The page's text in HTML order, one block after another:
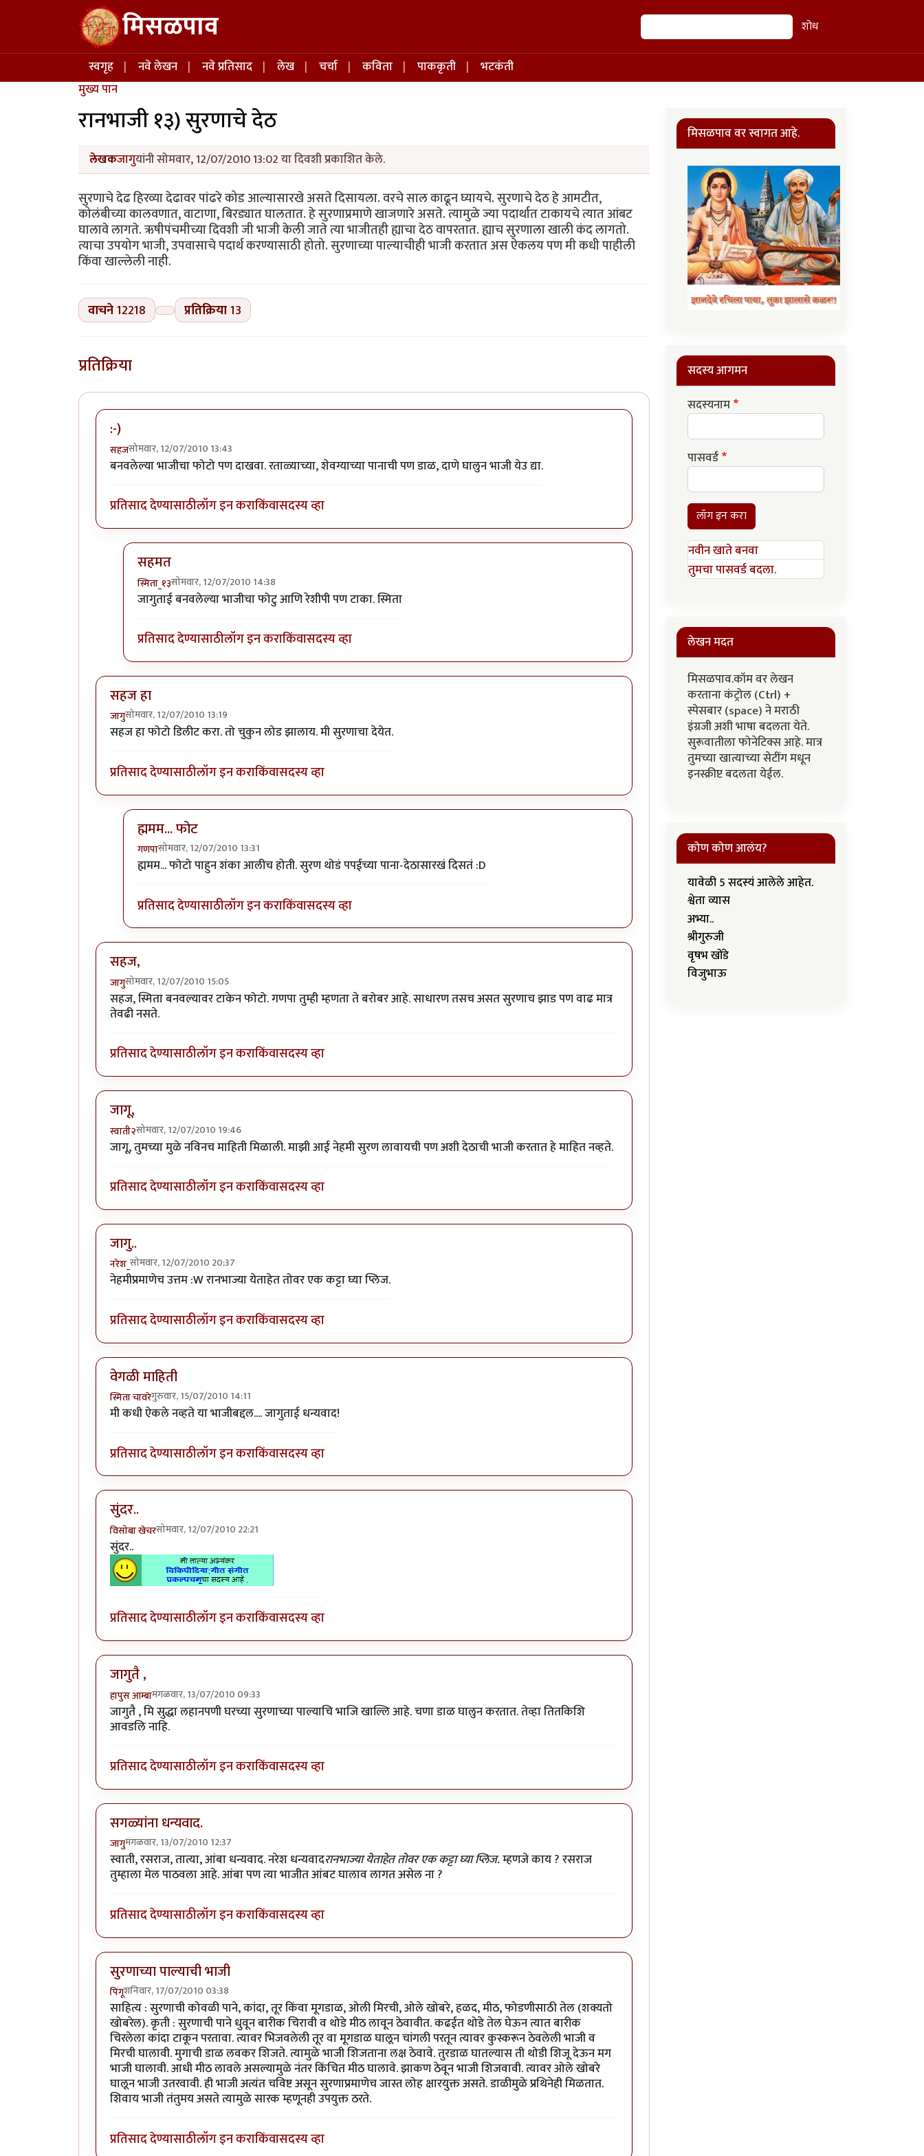
Skip to main content मिसळपाव शोध शोध
Main navigation
स्वगृह नवे लेखन नवे प्रतिसाद लेख चर्चा कविता पाककृती
भटकंती
मुख्य पान
रानभाजी १३) सुरणाचे देठ
लेखकजागुयांनी सोमवार, 12/07/2010 13:02 या दिवशी प्रकाशित केले.
सुरणाचे देढ हिरव्या देढावर पांढरे कोड आल्यासारखे असते दिसायला. वरचे साल काढून घ्यायचे. सुरणाचे देठ हे आमटीत,
कोलंबीच्या कालवणात, वाटाणा, बिरड्यात घालतात. हे सुरणाप्रमाणे खाजणारे असते. त्यामुळे ज्या पदार्थात टाकायचे त्यात आंबट
घालावे लागते. ऋषीपंचमीच्या दिवशी जी भाजी केली जाते त्या भाजीतही ह्याचा देठ वापरतात. ह्याच सुरणाला खाली कंद लागतो.
त्याचा उपयोग भाजी, उपवासाचे पदार्थ करण्यासाठी होतो. सुरणाच्या पाल्याचीही भाजी करतात अस ऐकलय पण मी कधी पाहीली
किंवा खाल्लेली नाही.
वाचने12218 प्रतिक्रिया13
प्रतिक्रिया
:-)
सहजसोमवार, 12/07/2010 13:43
बनवलेल्या भाजीचा फोटो पण दाखवा. रताळ्याच्या, शेवग्याच्या पानाची पण डाळ, दाणे घालुन भाजी येउ द्या.
प्रतिसाद देण्यासाठीलॉग इन कराकिंवासदस्य व्हा
सहमत
स्मिता_१३सोमवार, 12/07/2010 14:38
In reply to:-)byसहज
जागुताई बनवलेल्या भाजीचा फोटु आणि रेशीपी पण टाका. स्मिता
प्रतिसाद देण्यासाठीलॉग इन कराकिंवासदस्य व्हा
सहज हा
जागुसोमवार, 12/07/2010 13:19
सहज हा फोटो डिलीट करा. तो चुकुन लोड झालाय. मी सुरणाचा देयेत.
प्रतिसाद देण्यासाठीलॉग इन कराकिंवासदस्य व्हा
ह्ममम... फोट
गणपासोमवार, 12/07/2010 13:31
In reply toसहज हाbyजागु
ह्ममम... फोटो पाहुन शंका आलीच होती. सुरण थोडं पपईच्या पाना-देठासारखं दिसतं :D
प्रतिसाद देण्यासाठीलॉग इन कराकिंवासदस्य व्हा
सहज,
जागुसोमवार, 12/07/2010 15:05
सहज, स्मिता बनवल्यावर टाकेन फोटो. गणपा तुम्ही म्हणता ते बरोबर आहे. साधारण तसच असत सुरणाच झाड पण वाढ मात्र
तेवढी नसते.
प्रतिसाद देण्यासाठीलॉग इन कराकिंवासदस्य व्हा
जागू,
स्वाती२सोमवार, 12/07/2010 19:46
जागू, तुमच्या मुळे नविनच माहिती मिळाली. माझी आई नेहमी सुरण लावायची पण अशी देठाची भाजी करतात हे माहित नव्हते.
प्रतिसाद देण्यासाठीलॉग इन कराकिंवासदस्य व्हा
जागु..
नरेश_ सोमवार, 12/07/2010 20:37
नेहमीप्रमाणेच उत्तम :W रानभाज्या येताहेत तोवर एक कट्टा घ्या प्लिज.
प्रतिसाद देण्यासाठीलॉग इन कराकिंवासदस्य व्हा
वेगळी माहिती
स्मिता चावरेगुरुवार, 15/07/2010 14:11
मी कधी ऐकले नव्हते या भाजीबद्दल.... जागुताई धन्यवाद!
प्रतिसाद देण्यासाठीलॉग इन कराकिंवासदस्य व्हा
सुंदर..
विसोबा खेचरसोमवार, 12/07/2010 22:21
सुंदर..
प्रतिसाद देण्यासाठीलॉग इन कराकिंवासदस्य व्हा
जागुतै ,
हापुस आम्बामंगळवार, 13/07/2010 09:33
जागुतै , मि सुद्धा लहानपणी घरच्या सुरणाच्या पाल्याचि भाजि खाल्लि आहे. चणा डाळ घालुन करतात. तेव्हा तितकिशि
आवडलि नाहि.
प्रतिसाद देण्यासाठीलॉग इन कराकिंवासदस्य व्हा
सगळ्यांना धन्यवाद.
जागुमंगळवार, 13/07/2010 12:37
स्वाती, रसराज, तात्या, आंबा धन्यवाद. नरेश धन्यवादरानभाज्या येताहेत तोवर एक कट्टा घ्या प्लिज.म्हणजे काय ? रसराज
तुम्हाला मेल पाठवला आहे. आंबा पण त्या भाजीत आंबट घालाव लागत असेल ना ?
प्रतिसाद देण्यासाठीलॉग इन कराकिंवासदस्य व्हा
सुरणाच्या पाल्याची भाजी
पिंगूशनिवार, 17/07/2010 03:38
साहित्य : सुरणाची कोवळी पाने, कांदा, तूर किंवा मूगडाळ, ओली मिरची, ओले खोबरे, हळद, मीठ, फोडणीसाठी तेल (शक्यतो
खोबरेल). कृती : सुरणाची पाने धुवून बारीक चिरावी व थोडे मीठ लावून ठेवावीत. कढईत थोडे तेल घेऊन त्यात बारीक
चिरलेला कांदा टाकून परतावा. त्यावर भिजवलेली तूर वा मूगडाळ घालून चांगली परतून त्यावर कुस्करून ठेवलेली भाजी व
मिरची घालावी. मुगाची डाळ लवकर शिजते. त्यामुळे भाजी शिजताना लक्ष ठेवावे. तुरडाळ घातल्यास ती थोडी शिजू देऊन मग
भाजी घालावी. आधी मीठ लावले असल्यामुळे नंतर किंचित मीठ घालावे. झाकण ठेवून भाजी शिजवावी. त्यावर ओले खोबरे
घालून भाजी उतरवावी. ही भाजी अत्यंत चविष्ट असून सुरणाप्रमाणेच जास्त लोह क्षारयुक्त असते. डाळीमुळे प्रथिनेही मिळतात.
शिवाय भाजी तंतुमय असते त्यामुळे सारक म्हणूनही उपयुक्त ठरते.
प्रतिसाद देण्यासाठीलॉग इन कराकिंवासदस्य व्हा
मिसळपाव वर स्वागत आहे.
सदस्य आगमन
सदस्यनाम
पासवर्ड
लॉग इन करा
नवीन खाते बनवा
तुमचा पासवर्ड बदला.
लेखन मदत
मिसळपाव.कॉम वर लेखन
करताना कंट्रोल (Ctrl) +
स्पेसबार (space) ने मराठी
इंग्रजी अशी भाषा बदलता येते.
सुरूवातीला फोनेटिक्स आहे. मात्र
तुमच्या खात्याच्या सेटींग मधून
इनस्क्रीप्ट बदलता येईल.
कोण कोण आलंय?
यावेळी 5 सदस्यं आलेले आहेत.
श्वेता व्यास
अभ्या..
श्रीगुरुजी
वृषभ खोंडे
विजुभाऊ